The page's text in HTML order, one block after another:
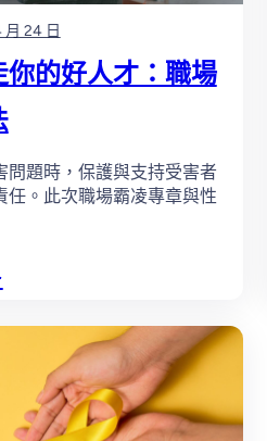
24 日
你的好人才：職場
問題時，保護與支持受害者
任。此次職場霸凌專章與性